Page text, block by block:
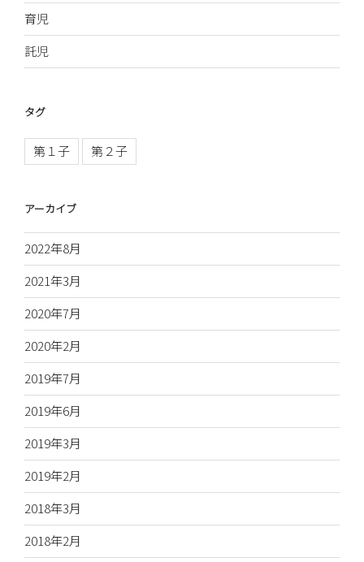
育児
託児
タグ
第１子 第２子
アーカイブ
2022年8月
2021年3月
2020年7月
2020年2月
2019年7月
2019年6月
2019年3月
2019年2月
2018年3月
2018年2月